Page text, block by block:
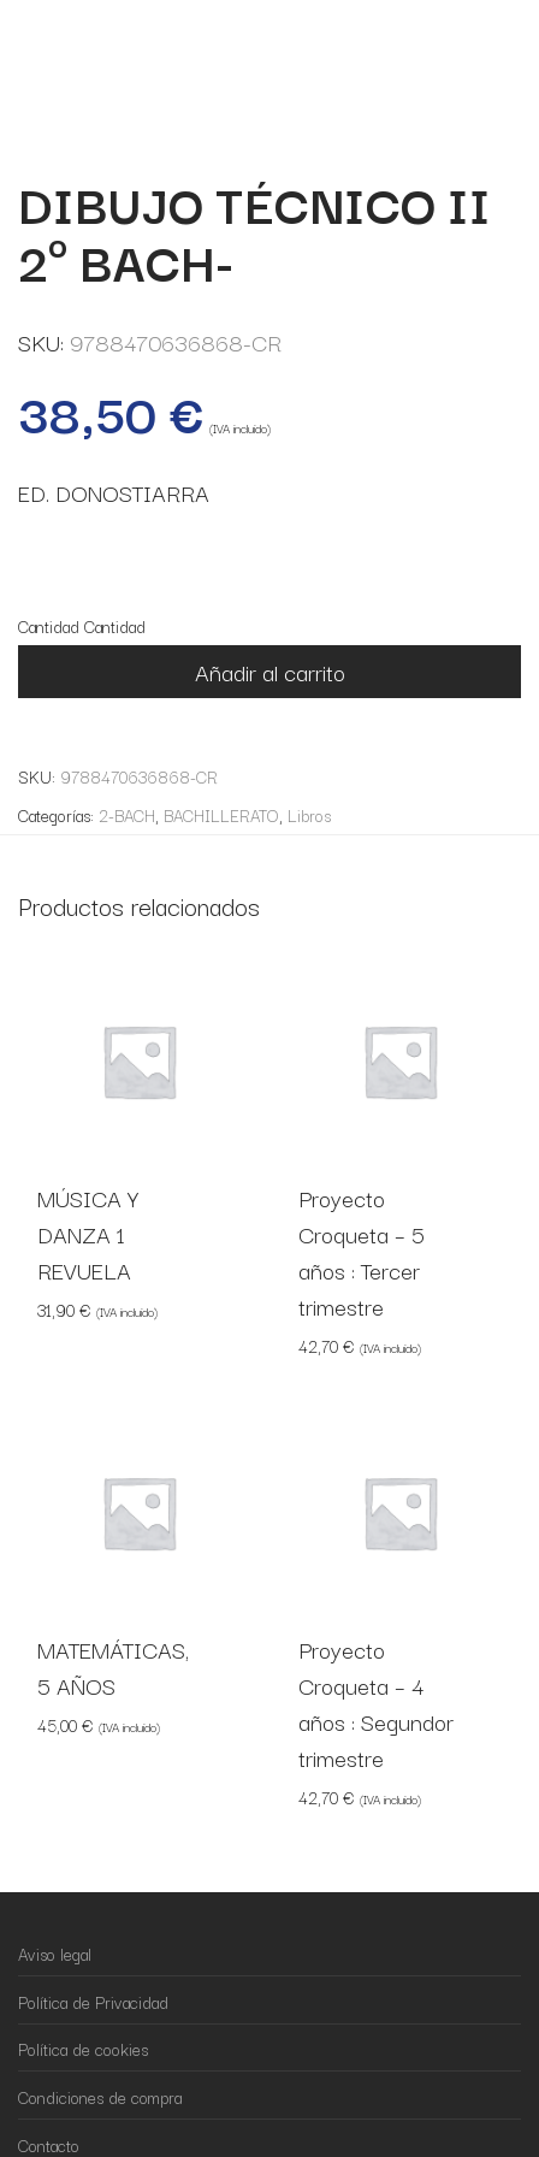
DIBUJO TÉCNICO II
2º BACH-
SKU: 9788470636868-CR
38,50€ (IVA incluido)
ED. DONOSTIARRA
Cantidad Cantidad
Añadir al carrito
SKU: 9788470636868-CR
Categorías: 2-BACH, BACHILLERATO, Libros
Productos relacionados
MÚSICA Y
DANZA 1
REVUELA
31,90€ (IVA incluido)
Proyecto
Croqueta – 5
años : Tercer
trimestre
42,70€ (IVA incluido)
MATEMÁTICAS,
5 AÑOS
45,00€ (IVA incluido)
Proyecto
Croqueta – 4
años : Segundor
trimestre
42,70€ (IVA incluido)
Aviso legal
Política de Privacidad
Política de cookies
Condiciones de compra
Contacto